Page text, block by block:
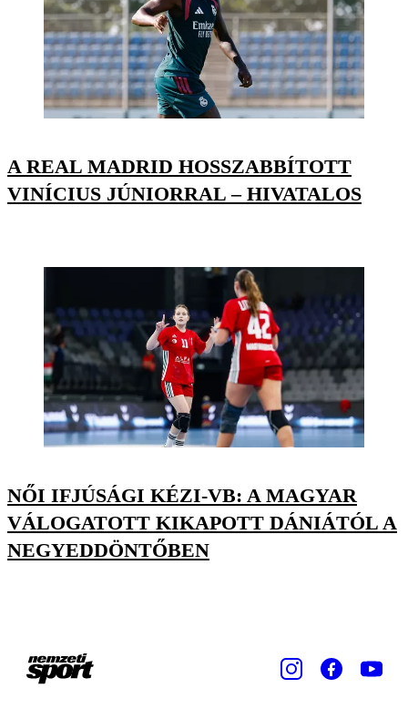
A REAL MADRID HOSSZABBÍTOTT
VINÍCIUS JÚNIORRAL – HIVATALOS
NŐI IFJÚSÁGI KÉZI-VB: A MAGYAR
VÁLOGATOTT KIKAPOTT DÁNIÁTÓL A
NEGYEDDÖNTŐBEN